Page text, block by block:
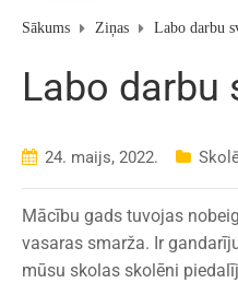
Sākums Ziņas Labo darbu
Labo darbu
24. maijs, 2022.
Mācību gads tuvojas
vasaras smarža. Ir
mūsu skolas skolēni